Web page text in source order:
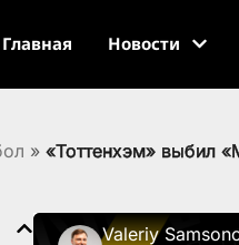
Главная Новости
» «Тоттенхэм» выбил
Valeriy